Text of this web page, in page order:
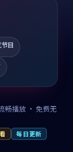
目
畅播放 · 免费无
每日更新